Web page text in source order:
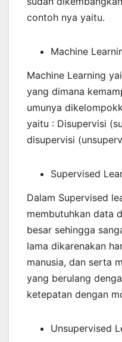
contoh nya yaitu.
Machine
Machine Learning
yang dimana
umunya
yaitu : Disupervisi
disupervisi
Supervised
Dalam Supervised
membutuhkan data
besar sehingga
lama dikarenakan
manusia, dan serta
yang berulang
ketepatan dengan
Unsupervised